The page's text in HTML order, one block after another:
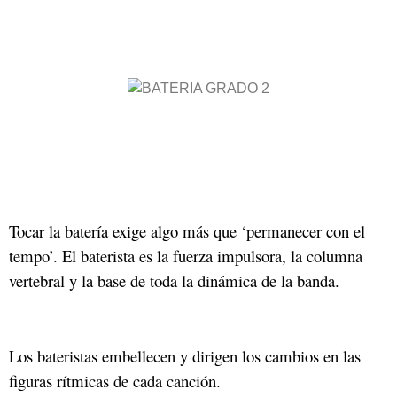
Tocar la batería exige algo más que ‘permanecer con el
tempo’. El baterista es la fuerza impulsora, la columna
vertebral y la base de toda la dinámica de la banda.
Los bateristas embellecen y dirigen los cambios en las
figuras rítmicas de cada canción.